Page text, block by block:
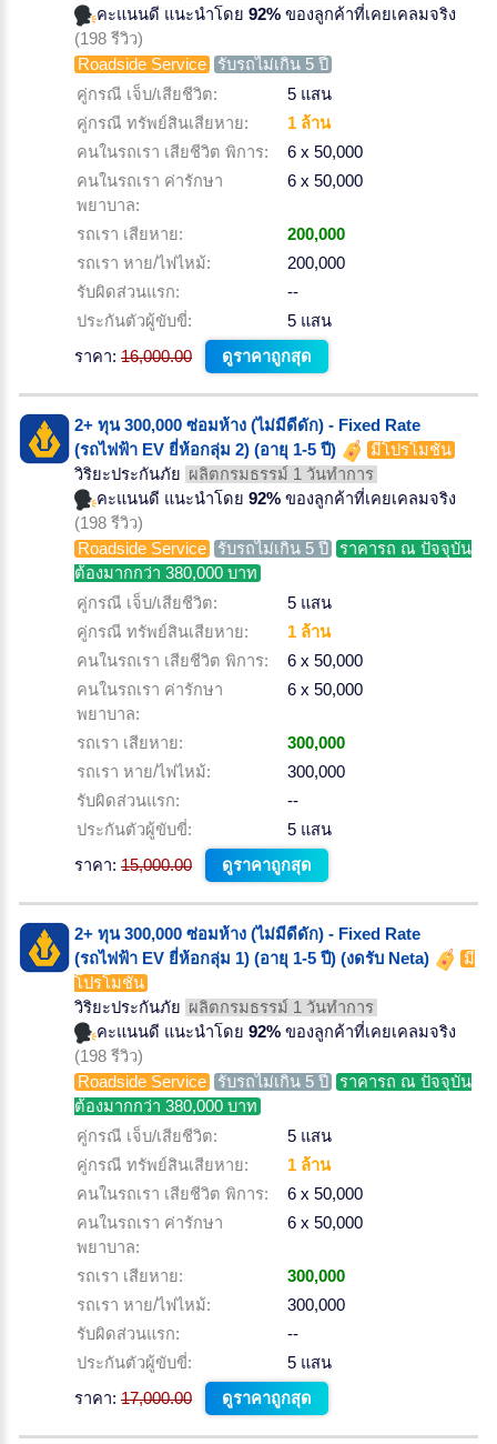
คะแนนดี แนะนำโดย 92% ของลูกค้าที่เคยเคลมจริง
(198 รีวิว)
Roadside Service
รับรถไม่เกิน 5 ปี
คู่กรณี เจ็บ/เสียชีวิต:
5 แสน
คู่กรณี ทรัพย์สินเสียหาย:
1 ล้าน
คนในรถเรา เสียชีวิต พิการ:
6 x 50,000
คนในรถเรา ค่ารักษา
พยาบาล:
6 x 50,000
รถเรา เสียหาย:
200,000
รถเรา หาย/ไฟไหม้:
200,000
รับผิดส่วนแรก:
--
ประกันตัวผู้ขับขี่:
5 แสน
ราคา: 16,000.00 ดูราคาถูกสุด
2+ ทุน 300,000 ซ่อมห้าง (ไม่มีดีดัก) - Fixed Rate
(รถไฟฟ้า EV ยี่ห้อกลุ่ม 2) (อายุ 1-5 ปี)
มีโปรโมชั่น
วิริยะประกันภัย ผลิตกรมธรรม์ 1 วันทำการ
คะแนนดี แนะนำโดย 92% ของลูกค้าที่เคยเคลมจริง
(198 รีวิว)
Roadside Service
รับรถไม่เกิน 5 ปี
ราคารถ ณ ปัจจุบัน
ต้องมากกว่า 380,000 บาท
คู่กรณี เจ็บ/เสียชีวิต:
5 แสน
คู่กรณี ทรัพย์สินเสียหาย:
1 ล้าน
คนในรถเรา เสียชีวิต พิการ:
6 x 50,000
คนในรถเรา ค่ารักษา
พยาบาล:
6 x 50,000
รถเรา เสียหาย:
300,000
รถเรา หาย/ไฟไหม้:
300,000
รับผิดส่วนแรก:
--
ประกันตัวผู้ขับขี่:
5 แสน
ราคา: 15,000.00 ดูราคาถูกสุด
2+ ทุน 300,000 ซ่อมห้าง (ไม่มีดีดัก) - Fixed Rate
(รถไฟฟ้า EV ยี่ห้อกลุ่ม 1) (อายุ 1-5 ปี) (งดรับ Neta)
มี
โปรโมชั่น
วิริยะประกันภัย ผลิตกรมธรรม์ 1 วันทำการ
คะแนนดี แนะนำโดย 92% ของลูกค้าที่เคยเคลมจริง
(198 รีวิว)
Roadside Service
รับรถไม่เกิน 5 ปี
ราคารถ ณ ปัจจุบัน
ต้องมากกว่า 380,000 บาท
คู่กรณี เจ็บ/เสียชีวิต:
5 แสน
คู่กรณี ทรัพย์สินเสียหาย:
1 ล้าน
คนในรถเรา เสียชีวิต พิการ:
6 x 50,000
คนในรถเรา ค่ารักษา
พยาบาล:
6 x 50,000
รถเรา เสียหาย:
300,000
รถเรา หาย/ไฟไหม้:
300,000
รับผิดส่วนแรก:
--
ประกันตัวผู้ขับขี่:
5 แสน
ราคา: 17,000.00 ดูราคาถูกสุด